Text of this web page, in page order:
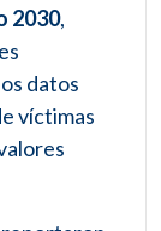
2030,
datos
víctimas